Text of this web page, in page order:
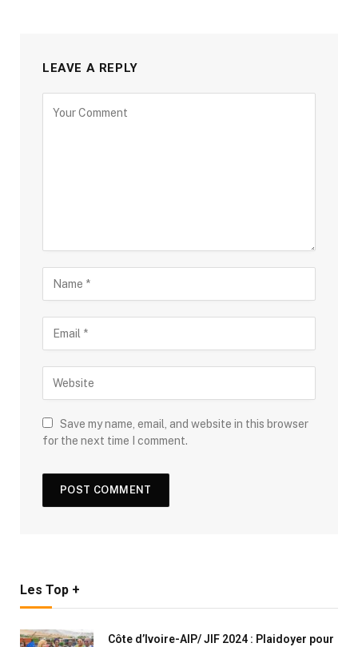
LEAVE A REPLY
Save my name, email, and website in this browser
for the next time I comment.
Les Top +
Côte d’Ivoire-AIP/ JIF 2024 : Plaidoyer pour